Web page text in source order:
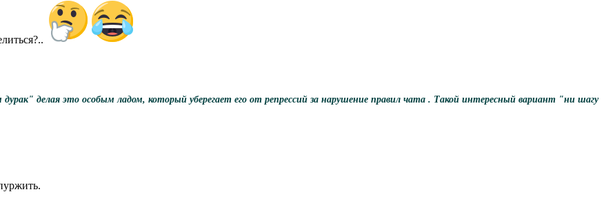
делая это особым ладом, который уберегает его от репрессий за нарушение правил чата . Такой интересный вариант "ни шагу